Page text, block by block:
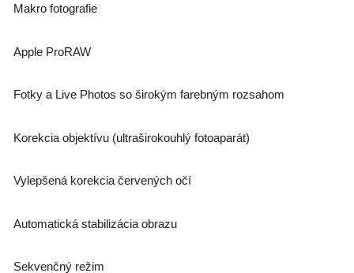
Makro fotografie
Apple ProRAW
Fotky a Live Photos so širokým farebným rozsahom
Korekcia objektívu (ultraširokouhlý fotoaparát)
Vylepšená korekcia červených očí
Automatická stabilizácia obrazu
Sekvenčný režim